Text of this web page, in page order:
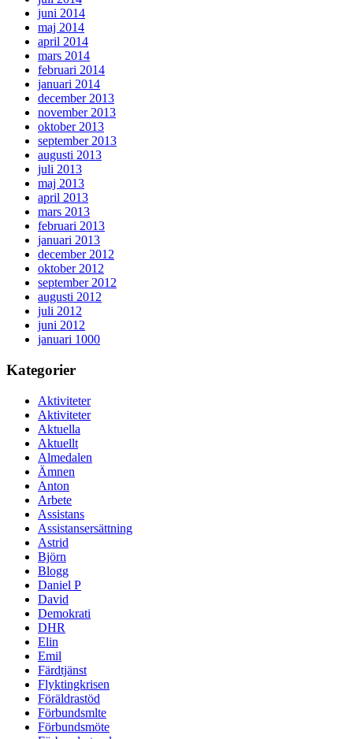
juni 2014
maj 2014
april 2014
mars 2014
februari 2014
januari 2014
december 2013
november 2013
oktober 2013
september 2013
augusti 2013
juli 2013
maj 2013
april 2013
mars 2013
februari 2013
januari 2013
december 2012
oktober 2012
september 2012
augusti 2012
juli 2012
juni 2012
januari 1000
Kategorier
Aktiviteter
Aktiviteter
Aktuella
Aktuellt
Almedalen
Ämnen
Anton
Arbete
Assistans
Assistansersättning
Astrid
Björn
Blogg
Daniel P
David
Demokrati
DHR
Elin
Emil
Färdtjänst
Flyktingkrisen
Föräldrastöd
Förbundsmlte
Förbundsmöte